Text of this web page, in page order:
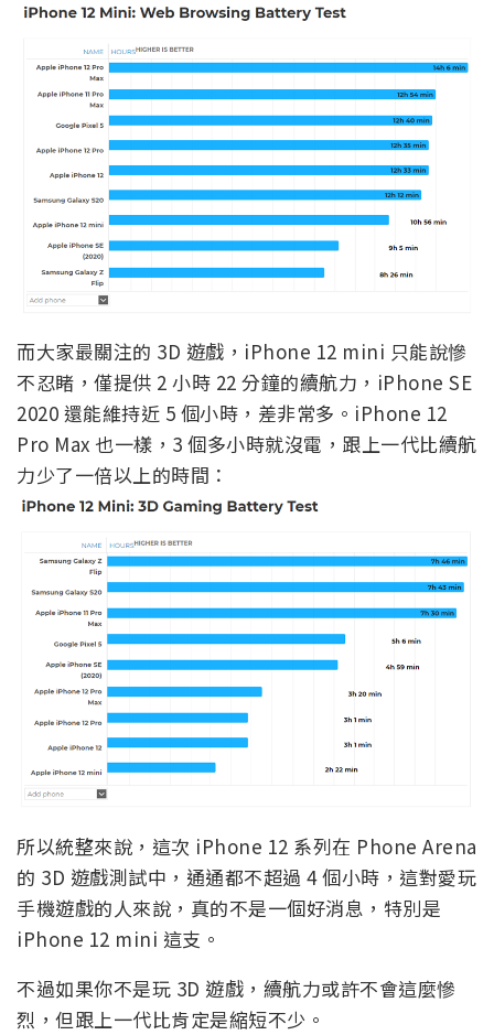
而大家最關注的 3D 遊戲，iPhone 12 mini 只能說慘
不忍睹，僅提供 2 小時 22 分鐘的續航力，iPhone SE
2020 還能維持近 5 個小時，差非常多。iPhone 12
Pro Max 也一樣，3 個多小時就沒電，跟上一代比續航
力少了一倍以上的時間：
所以統整來說，這次 iPhone 12 系列在 Phone Arena
的 3D 遊戲測試中，通通都不超過 4 個小時，這對愛玩
手機遊戲的人來說，真的不是一個好消息，特別是
iPhone 12 mini 這支。
不過如果你不是玩 3D 遊戲，續航力或許不會這麼慘
烈，但跟上一代比肯定是縮短不少。